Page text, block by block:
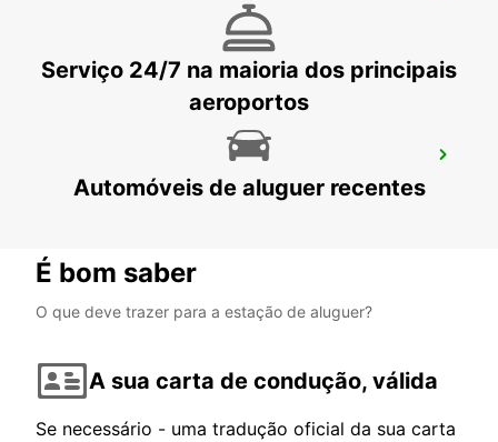
AGADIR AL MASSIRA AEROPORTO
AGADIR - MOROCCO
Serviço 24/7 na maioria dos principais
aeroportos
Automóveis de aluguer recentes
É bom saber
O que deve trazer para a estação de aluguer?
A sua carta de condução, válida
Se necessário - uma tradução oficial da sua carta